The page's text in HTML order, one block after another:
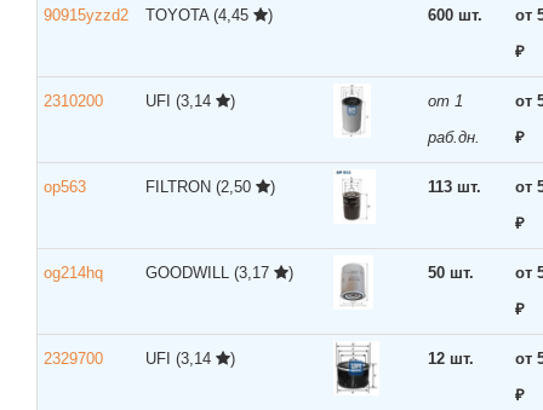
90915yzzd2 TOYOTA (4,45 ) 600 шт.
от
₽
2310200 UFI (3,14 )
от 1
раб.дн.
от
₽
op563 FILTRON (2,50 ) 113 шт.
от
₽
og214hq GOODWILL (3,17 ) 50 шт.
от
₽
2329700 UFI (3,14 ) 12 шт.
от
₽